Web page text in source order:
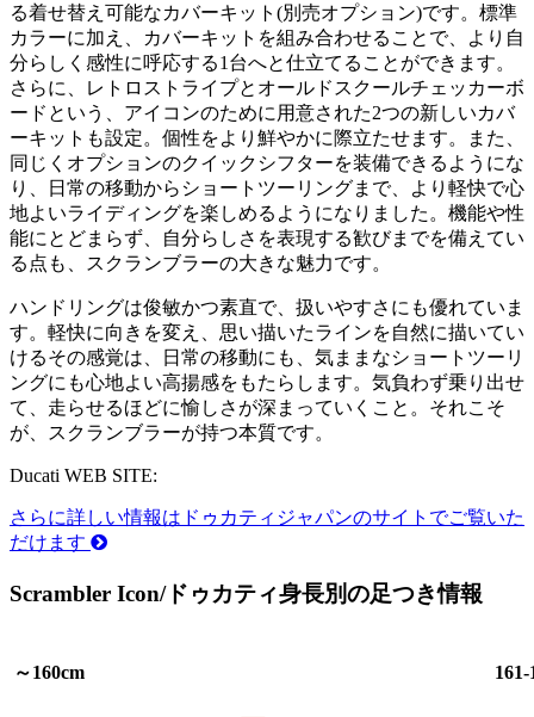
る着せ替え可能なカバーキット(別売オプション)です。標準
カラーに加え、カバーキットを組み合わせることで、より自
分らしく感性に呼応する1台へと仕立てることができます。
さらに、レトロストライプとオールドスクールチェッカーボ
ードという、アイコンのために用意された2つの新しいカバ
ーキットも設定。個性をより鮮やかに際立たせます。また、
同じくオプションのクイックシフターを装備できるようにな
り、日常の移動からショートツーリングまで、より軽快で心
地よいライディングを楽しめるようになりました。機能や性
能にとどまらず、自分らしさを表現する歓びまでを備えてい
る点も、スクランブラーの大きな魅力です。
ハンドリングは俊敏かつ素直で、扱いやすさにも優れていま
す。軽快に向きを変え、思い描いたラインを自然に描いてい
けるその感覚は、日常の移動にも、気ままなショートツーリ
ングにも心地よい高揚感をもたらします。気負わず乗り出せ
て、走らせるほどに愉しさが深まっていくこと。それこそ
が、スクランブラーが持つ本質です。
Ducati WEB SITE:
さらに詳しい情報はドゥカティジャパンのサイトでご覧いた
だけます
Scrambler Icon/ドゥカティ身長別の足つき情報
～160cm 161-